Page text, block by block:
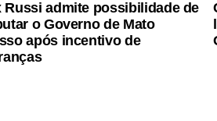
deveres e
Rita de Cássia Medeiros da
espaço da Grécia Antiga
Russi admite possibilidade de
o Governo de Mato
após incentivo de